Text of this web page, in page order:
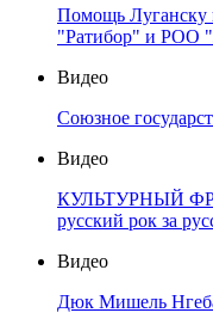
Помощь Луганску
"Ратибор" и РОО
Видео
Союзное
Видео
КУЛЬТУРНЫЙ
русский рок за
Видео
Дюк Мишель